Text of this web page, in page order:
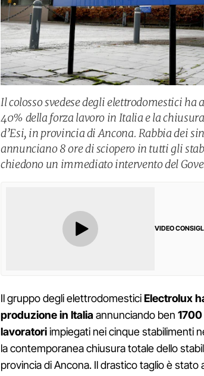
Il colosso svedese degli elettrodomestici
40% della forza lavoro in Italia e la
d’Esi, in provincia di Ancona. Rabbia dei
annunciano 8 ore di sciopero in tutti gli
chiedono un immediato intervento del
VIDEO
Il gruppo degli elettrodomesticiElectrolux
produzione in Italiaannunciando ben
lavoratoriimpiegati nei cinque stabilimenti
la contemporanea chiusura totale dello
provincia di Ancona. Il drastico taglio è